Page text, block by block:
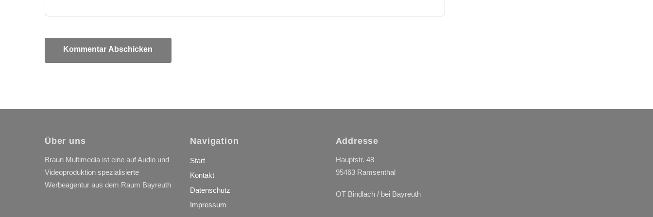
Über uns
Braun Multimedia ist eine auf Audio und
Videoproduktion spezialisierte
Werbeagentur aus dem Raum Bayreuth
Navigation
Start
Kontakt
Datenschutz
Impressum
Addresse
Hauptstr. 48
95463 Ramsenthal
OT Bindlach / bei Bayreuth